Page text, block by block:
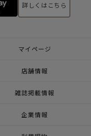
詳しくはこちら
マイページ
店舗情報
雑誌掲載情報
企業情報